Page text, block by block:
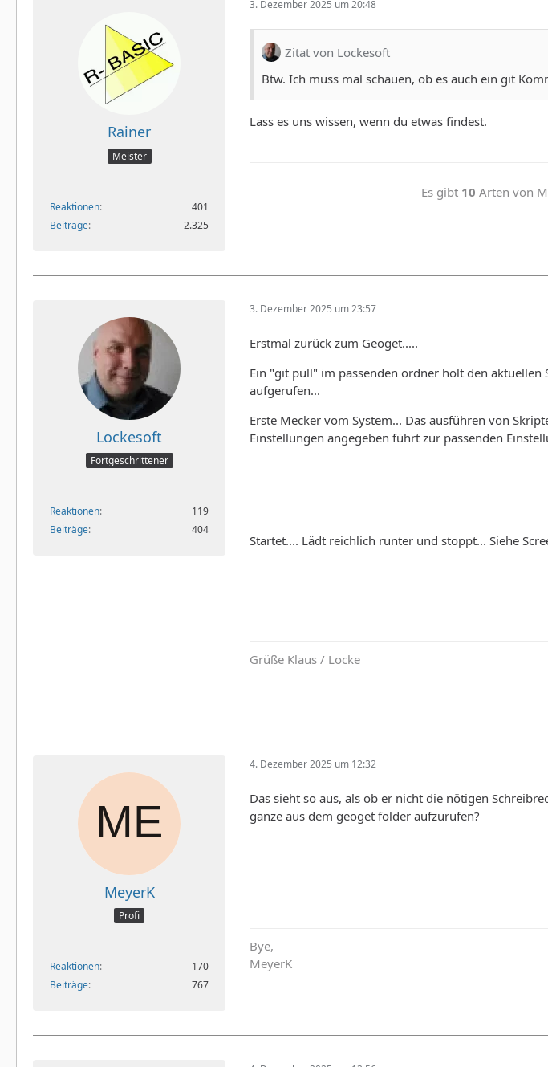
Rainer
Meister
Reaktionen
401
Beiträge
2.325
3. Dezember 2025 um 20:48
Zitat von Lockesoft
Btw. Ich muss mal schauen, ob es auch ein git
Lass es uns wissen, wenn du etwas findest.
Es gibt 10 Arten von
Lockesoft
Fortgeschrittener
Reaktionen
119
Beiträge
404
3. Dezember 2025 um 23:57
Erstmal zurück zum Geoget.....
Ein "git pull" im passenden ordner holt den
aufgerufen...
Erste Mecker vom System... Das ausführen von
Einstellungen angegeben führt zur passenden
Startet.... Lädt reichlich runter und stoppt... Siehe
Grüße Klaus / Locke
MeyerK
Profi
Reaktionen
170
Beiträge
767
4. Dezember 2025 um 12:32
Das sieht so aus, als ob er nicht die nötigen
ganze aus dem geoget folder aufzurufen?
Bye,
MeyerK